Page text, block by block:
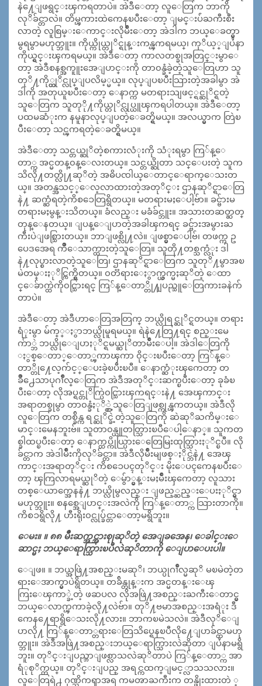
နဲ႔ေျဖရွင္းၾကရတာပဲ။ အဲဒီေတာ့ လူေတြက ဘာကို
လုိခ်င္တာလဲ။ တိမ္ၾကားထဲကေနၿပီးေတာ့ ျမင္းပ်ံႀကီးစီး
လာတဲ့ လူစြမ္းေကာင္းလိုမ်ဳိးေတာ့ အဲဒါက ဘယ္ေခတ္မွာ
မွရမွာမဟုတ္ဘူး။ ကိုယ္ကိုယ္တုိင္ရုန္းကန္ၾကရမယ္၊ ကုိယ့္ျပႆနာ
ကိုယ္ရွင္းၾကရမယ္။ အဲဒီေတာ့ ကာလတစ္ခုအတြင္းမွာေ
တာ့ အဲဒီစနစ္အကူူးအေျပာင္းကို တာ၀န္ခံခဲ့တဲ့သူေတြဟာ သူ
တုိ႔ကို္ယ္တုိင္လုပ္ျပလိမ့္မယ္။ လုပ္ျပၿပီးသြားတဲ့အခါမွာ အဲ
ဒါကို အတုယူၿပီးေတာ့ ေနာက္က မတရားသျဖင့္ရင္ဆုိင္ရတဲ့
သူေတြက သူတုို႔ကိုယ္တုိင္လုပ္ယူၾကရပါတယ္။ အဲဒီေတာ့
ပထမဆံုးက နမူနာလုပ္ျပတဲ့ေခတ္ရွိမယ္။ အလယ္မွာက တြဲၿ
ပီးေတာ့ သင္ၾကရတဲ့ေခတ္ရွိမယ္။
အဲဒီေတာ့ သင္တယ္ဆုိတဲ့စကားလံုးကို သံုးရမွာ ကြ်န္ေ
တာ္က အင္မတန္၀န္ေလးတယ္။ သင္တယ္ဆိုတာ သင္ေပးတဲ့ သူက
သိလို႔တတ္လို႔ဆုိတဲ့ အဓိပၸါယ္ေတာင္ေရာက္ေသးတ
ယ္။ အတန္အသင့္ေလ့လာထားတဲ့အတုိင္း ဌာနဆုိင္ရာေတြ
နဲ႔ ဆက္ဆံရတဲ့ကိစၥေတြရွိတယ္။ မတရားမႈေပါ့ဗ်ာ။ ခင္ဗ်ားမ
တရားမႈမွန္းသိတယ္။ ခံလည္း မခံခ်င္ဘူး။ အသားတဆတ္ဆတ္
တုန္ေနတယ္။ ျပန္ေျပာတဲ့အခါၾကရင္ ခင္ဗ်ားအမွားႀ
ကီးပဲျဖစ္သြားတယ္။ ဘာျဖစ္လို႔လဲ။ ျဖစ္မွာေပါ့ဗ်၊ တဖက္က ဥ
ပေဒအေရ က်ဳိေသာက္ထားတဲ့သူေတြ။ သူတို႔တစ္သက္လံုး ဒါ
နဲ႔လုပ္စားလာတဲ့သူေတြ၊ ဌာနဆုိင္ရာေတြက သူတုိ႔မွာအၿ
မဲတမ္းႏုိင္ကြက္ရွိတယ္။ ၀တၱရားေႏွာက္ယွက္မႈဆုိတဲ့ ေထာ
င္ေခ်ာက္ထဲကို၀င္သြားရင္ ကြ်န္ေတာ္တို႔ျပည္သူေတြကားခနဲက်
တာပဲ။
အဲဒီေတာ့ အဲဒီဟာေတြအတြက္ ဘယ္လိုရင္ဆုိင္ရတယ္။ တရား
ရံုးမွာ မ်က္္ႏွာဘယ္လိုမူရမယ္။ ရဲနဲ႔ေတြ႔ရင္ စည္းမေ
က်ာ္ဘဲ ဘယ္လိုေျပာႏုိင္ရမယ္ဆုိတာမ်ဳိးေပါ့။ အဲဒါေတြကို
ႏွစ္ေတာ္ေတာ္ၾကာၾကာ ၀ိုင္းၿပီးေတာ့ ကြ်န္ေ
တာ္တို႔ေလ့က်င့္ေပးခဲ့ၿပီးၿပီ။ ေနာက္ဆံုးၾကေတာ့ တ
ခ်ဳိ႕ေသာပုဂၢိဳလ္ေတြက အဲဒီအတုိင္းဆက္ၿပီးေတာ့ ခုခံၿ
ပီးေတာ့ လိုအပ္ရင္တုိက္ပြဲ၀င္သြားၾကရင္းနဲ႔ အေၾကာင္း
အရာတစ္ခုမွာ တာ၀န္ခံႏုိ္င္တဲ့သူေတြျဖစ္ကုန္ၾကတယ္။ အဲဒီလို
လူေတြက တစ္ခ်ိန္က ရင္ဆုိင္ခဲ့တဲ့သူေတြကို ဆဲဆုိႀကိမ္းေ
မာင္းမေနဘူးဗ်။ သူတာ၀န္ယူတတ္သြားၿပီေပါ့ေနာ္။ သူကတ
စ္ခါထပ္ၿပီးေတာ့ ေနာက္ထပ္ကိုယ္ပြားေတြေမြးထုတ္သြားႏုိင္ၿပီ။ လို
ခ်င္တာက အဲဒါမ်ဳိးကိုလုိခ်င္တာ။ အဲဒီလိုမ်ဳိးမျဖစ္ႏိုင္ဘဲနဲ႔ အေၾ
ကာင္းအရာတုိင္း ကိစၥေပၚတုိင္း မိုးေပၚကေနၿပီးေ
တာ့ ၾကြလာရမယ္ဆုိတဲ့ ေမွ်ာ္မွန္းမႈမ်ဳိးၾကေတာ့ လူသား
တစ္ေယာက္အေနနဲ႔ ဘယ္လိုမွလည္း ျဖည့္ဆည္းေပးႏုိင္မွာ
မဟုတ္ဘူး။ စနစ္အေျပာင္းအလဲကို ကြ်န္ေတာ္က သြားတာကို။
ကိစၥရွိလို႔ ဟီးရိုး၀င္လုပ္ခ်င္တာေတာ့မရွိဘူး။
ေမး။ ။ ၈၈ မ်ဳိးဆက္အင္အားစုုဆုိတဲ့ အေျခအေန၊ ေခါင္းေ
ဆာင္မႈ ဘယ္ေရာက္သြားၿပီလဲဆုိတာကို ေျပာေပးပါ။
ေျဖ။ ။ ဘယ္အဖြဲ႔အစည္းမဆုိ၊ ဘယ္ပုဂၢိဳလ္မဆုိ မၿမဲတဲ့တ
ရားေအာက္မွာပဲရွိတယ္။ တခ်ိန္တုန္းက အင္မတန္းေၾ
ကြးေၾကာ္ခဲ့တဲ့ ဖဆပလ လိုအဖြဲ႔အစည္းႀကီးေတာင္မွ
ဘယ္ေလာက္ၾကာခဲ့လို႔လဲဗ်ာ။ တုိ႔ဗမာအစည္းအရံုး ဒီ
ကေန႔ေရာရွိေသးလို႔လား။ ဘာကၿမဲသလဲ။ အဲဒီလုိေျ
ပာလို႔ ကြ်န္ေတာ္တရားေတြသိပ္ရေနၿပီလို႔ေျပာခ်င္တာမဟု
တ္ဘူး။ အဲဒီအဖြဲ႔အစည္းဘယ္ေရာက္သြားလဲဆိုတာ ျပႆနာမရွိ
ဘူး။ တုိင္းျပည္ဘာျဖစ္လာသလဲဆုိတာပဲ ကြ်န္ေတာ္က အာ
ရံုစုိက္တယ္။ တုိင္းျပည္ အရင္ကထက္ျမင့္လာသသလား။
လူေတြရဲ႕ ဂုဏ္သိကၡာအရ ကမၻာႀကီးက တန္ဖိုးထားတဲ ့